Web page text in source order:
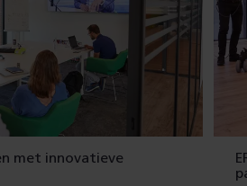
met innovatieve